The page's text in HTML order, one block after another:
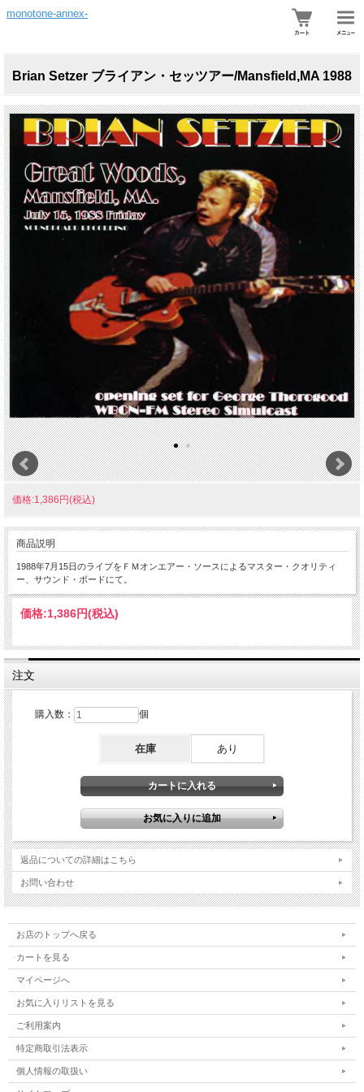
monotone-annex-
Brian Setzer ブライアン・セッツアー/Mansfield,MA 1988
価格:1,386円(税込)
商品説明
1988年7月15日のライブをＦＭオンエアー・ソースによるマスター・クオリティ
ー、サウンド・ボードにて。
価格:1,386円(税込)
注文
購入数： 個
在庫 あり
返品についての詳細はこちら
お問い合わせ
お店のトップへ戻る
カートを見る
マイページへ
お気に入りリストを見る
ご利用案内
特定商取引法表示
個人情報の取扱い